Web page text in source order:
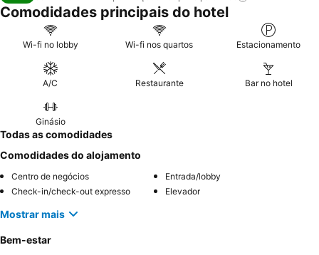
Comodidades principais do hotel
Wi-fi no lobby Wi-fi nos quartos Estacionamento
A/C Restaurante Bar no hotel
Ginásio
Todas as comodidades
Comodidades do alojamento
Centro de negócios
Entrada/lobby
Check-in/check-out expresso
Elevador
Mostrar mais
Bem-estar